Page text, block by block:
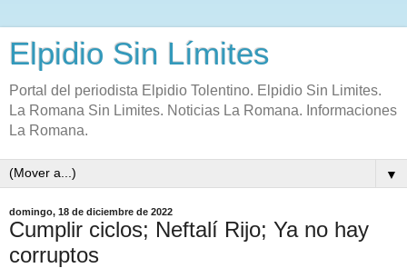
Elpidio Sin Límites
Portal del periodista Elpidio Tolentino. Elpidio Sin Limites.
La Romana Sin Limites. Noticias La Romana. Informaciones
La Romana.
▼
domingo, 18 de diciembre de 2022
Cumplir ciclos; Neftalí Rijo; Ya no hay
corruptos